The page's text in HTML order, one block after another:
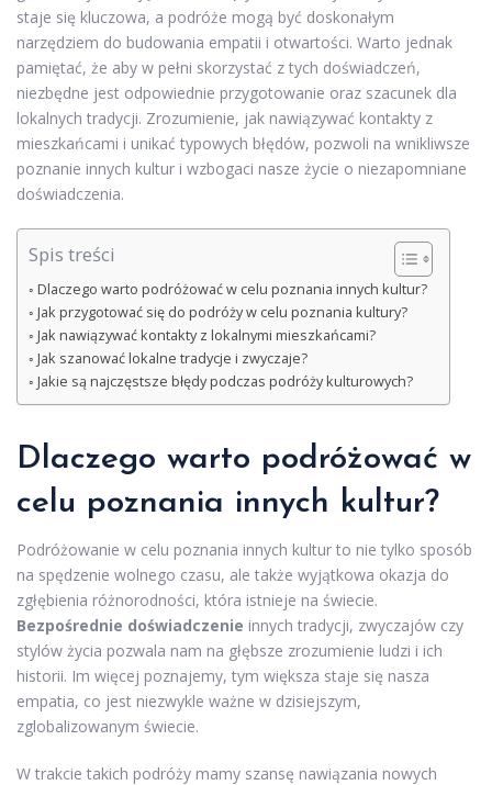
staje się kluczowa, a podróże mogą być doskonałym
narzędziem do budowania empatii i otwartości. Warto jednak
pamiętać, że aby w pełni skorzystać z tych doświadczeń,
niezbędne jest odpowiednie przygotowanie oraz szacunek dla
lokalnych tradycji. Zrozumienie, jak nawiązywać kontakty z
mieszkańcami i unikać typowych błędów, pozwoli na wnikliwsze
poznanie innych kultur i wzbogaci nasze życie o niezapomniane
doświadczenia.
Spis treści
Dlaczego warto podróżować w celu poznania innych kultur?
Jak przygotować się do podróży w celu poznania kultury?
Jak nawiązywać kontakty z lokalnymi mieszkańcami?
Jak szanować lokalne tradycje i zwyczaje?
Jakie są najczęstsze błędy podczas podróży kulturowych?
Dlaczego warto podróżować w
celu poznania innych kultur?
Podróżowanie w celu poznania innych kultur to nie tylko sposób
na spędzenie wolnego czasu, ale także wyjątkowa okazja do
zgłębienia różnorodności, która istnieje na świecie.
Bezpośrednie doświadczenie innych tradycji, zwyczajów czy
stylów życia pozwala nam na głębsze zrozumienie ludzi i ich
historii. Im więcej poznajemy, tym większa staje się nasza
empatia, co jest niezwykle ważne w dzisiejszym,
zglobalizowanym świecie.
W trakcie takich podróży mamy szansę nawiązania nowych